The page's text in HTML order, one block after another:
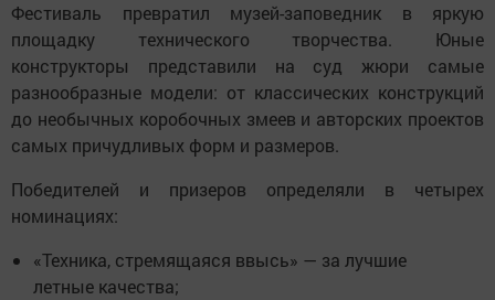
Фестиваль превратил музей-заповедник в яркую
площадку технического творчества. Юные
конструкторы представили на суд жюри самые
разнообразные модели: от классических конструкций
до необычных коробочных змеев и авторских проектов
самых причудливых форм и размеров.
Победителей и призеров определяли в четырех
номинациях:
«Техника, стремящаяся ввысь» — за лучшие
летные качества;